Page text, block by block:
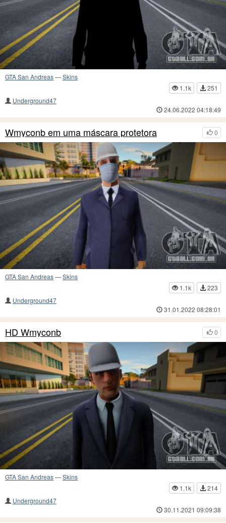
GTA San Andreas—Skins
1.1k
251
Underground47
24.06.2022 04:18:49
0
Wmyconb em uma máscara protetora
GTA San Andreas—Skins
1.1k
223
Underground47
31.01.2022 08:28:01
0
HD Wmyconb
GTA San Andreas—Skins
1.1k
214
Underground47
30.11.2021 09:09:38